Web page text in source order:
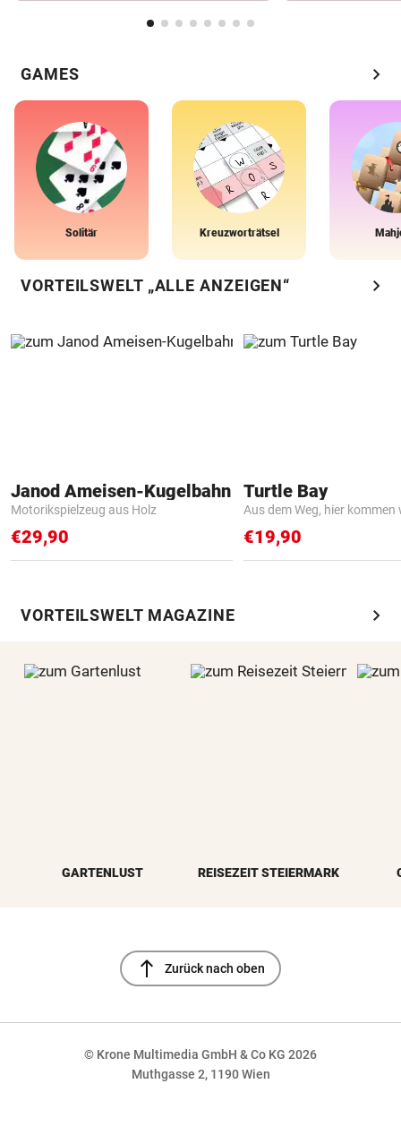
GAMES chevron_right
Solitär Kreuzworträtsel
VORTEILSWELT „ALLE ANZEIGEN“ chevron_right
Janod Ameisen-Kugelbahn
Motorikspielzeug aus Holz
€29,90
Turtle Bay
Aus dem Weg, hier kommen
€19,90
VORTEILSWELT MAGAZINE chevron_right
GARTENLUST REISEZEIT STEIERMARK
north Zurück nach oben
© Krone Multimedia GmbH & Co KG 2026
Muthgasse 2, 1190 Wien